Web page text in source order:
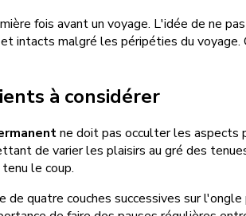
fois avant un voyage. L'idée de ne
intacts malgré les péripéties du
à considérer
ne doit pas occulter les aspects
de varier les plaisirs au gré des
le coup.
de quatre couches successives sur